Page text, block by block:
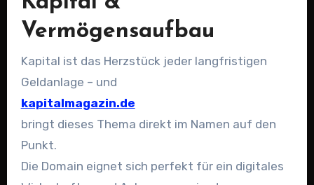
Vermögensaufbau
Kapital ist das Herzstück jeder langfristigen
Geldanlage – und
kapitalmagazin.de
bringt dieses Thema direkt im Namen auf den
Punkt.
Die Domain eignet sich perfekt für ein digitales